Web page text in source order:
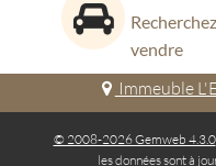
vendre
Immeuble
© 2008-2026 Gemweb 4.3.0
les données sont à